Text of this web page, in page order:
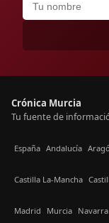
Crónica Murcia
Tu fuente de
España Andalucía
Castilla La-Mancha
Madrid Murcia Navarra